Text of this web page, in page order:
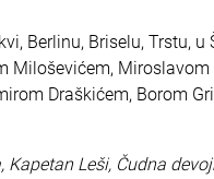
Berlinu, Briselu, Trstu,
Draškićem, Borom
Kapetan Leši, Čudna